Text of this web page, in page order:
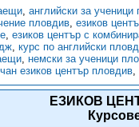
, английски за ученици
пловдив, езиков
, езиков център с
, курс по английски
, немски за ученици
езиков център пловдив,
ЕЗИКОВ